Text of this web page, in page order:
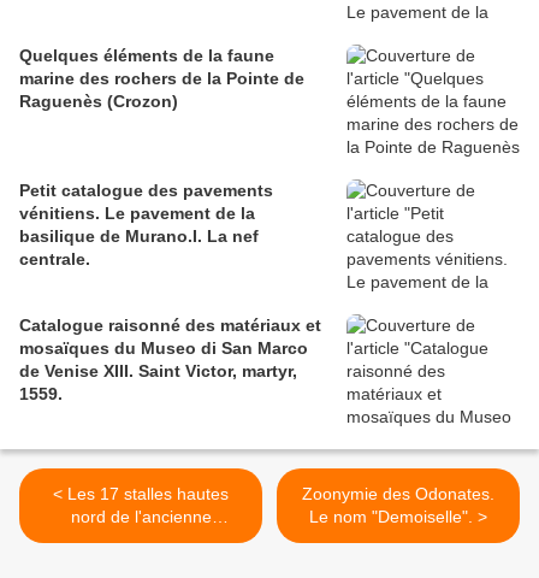
Quelques éléments de la faune
marine des rochers de la Pointe de
Raguenès (Crozon)
Petit catalogue des pavements
vénitiens. Le pavement de la
basilique de Murano.I. La nef
centrale.
Catalogue raisonné des matériaux et
mosaïques du Museo di San Marco
de Venise XIII. Saint Victor, martyr,
1559.
< Les 17 stalles hautes
nord de l'ancienne
cathédrale de Saint-Pol-de-
Zoonymie des Odonates.
Le nom "Demoiselle". >